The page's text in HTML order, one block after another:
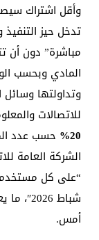
وأقل اشتراك
تدخل حيز
مباشرة” دون أن
المادي وبحسب
وتداولتها وسائل
للاتصالات
20%
حسب عدد
الشركة العامة
شباط
أمس.